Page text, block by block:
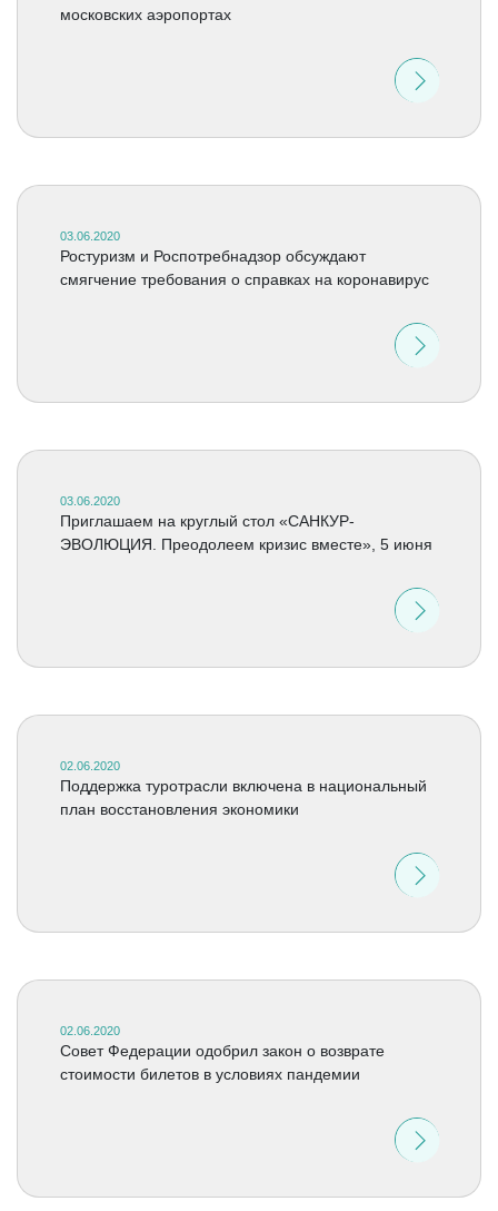
московских аэропортах
03.06.2020
Ростуризм и Роспотребнадзор обсуждают
смягчение требования о справках на коронавирус
03.06.2020
Приглашаем на круглый стол «САНКУР-
ЭВОЛЮЦИЯ. Преодолеем кризис вместе», 5 июня
02.06.2020
Поддержка туротрасли включена в национальный
план восстановления экономики
02.06.2020
Совет Федерации одобрил закон о возврате
стоимости билетов в условиях пандемии